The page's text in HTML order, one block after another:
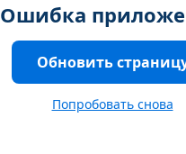
Ошибка
Обновить
Попробовать снова